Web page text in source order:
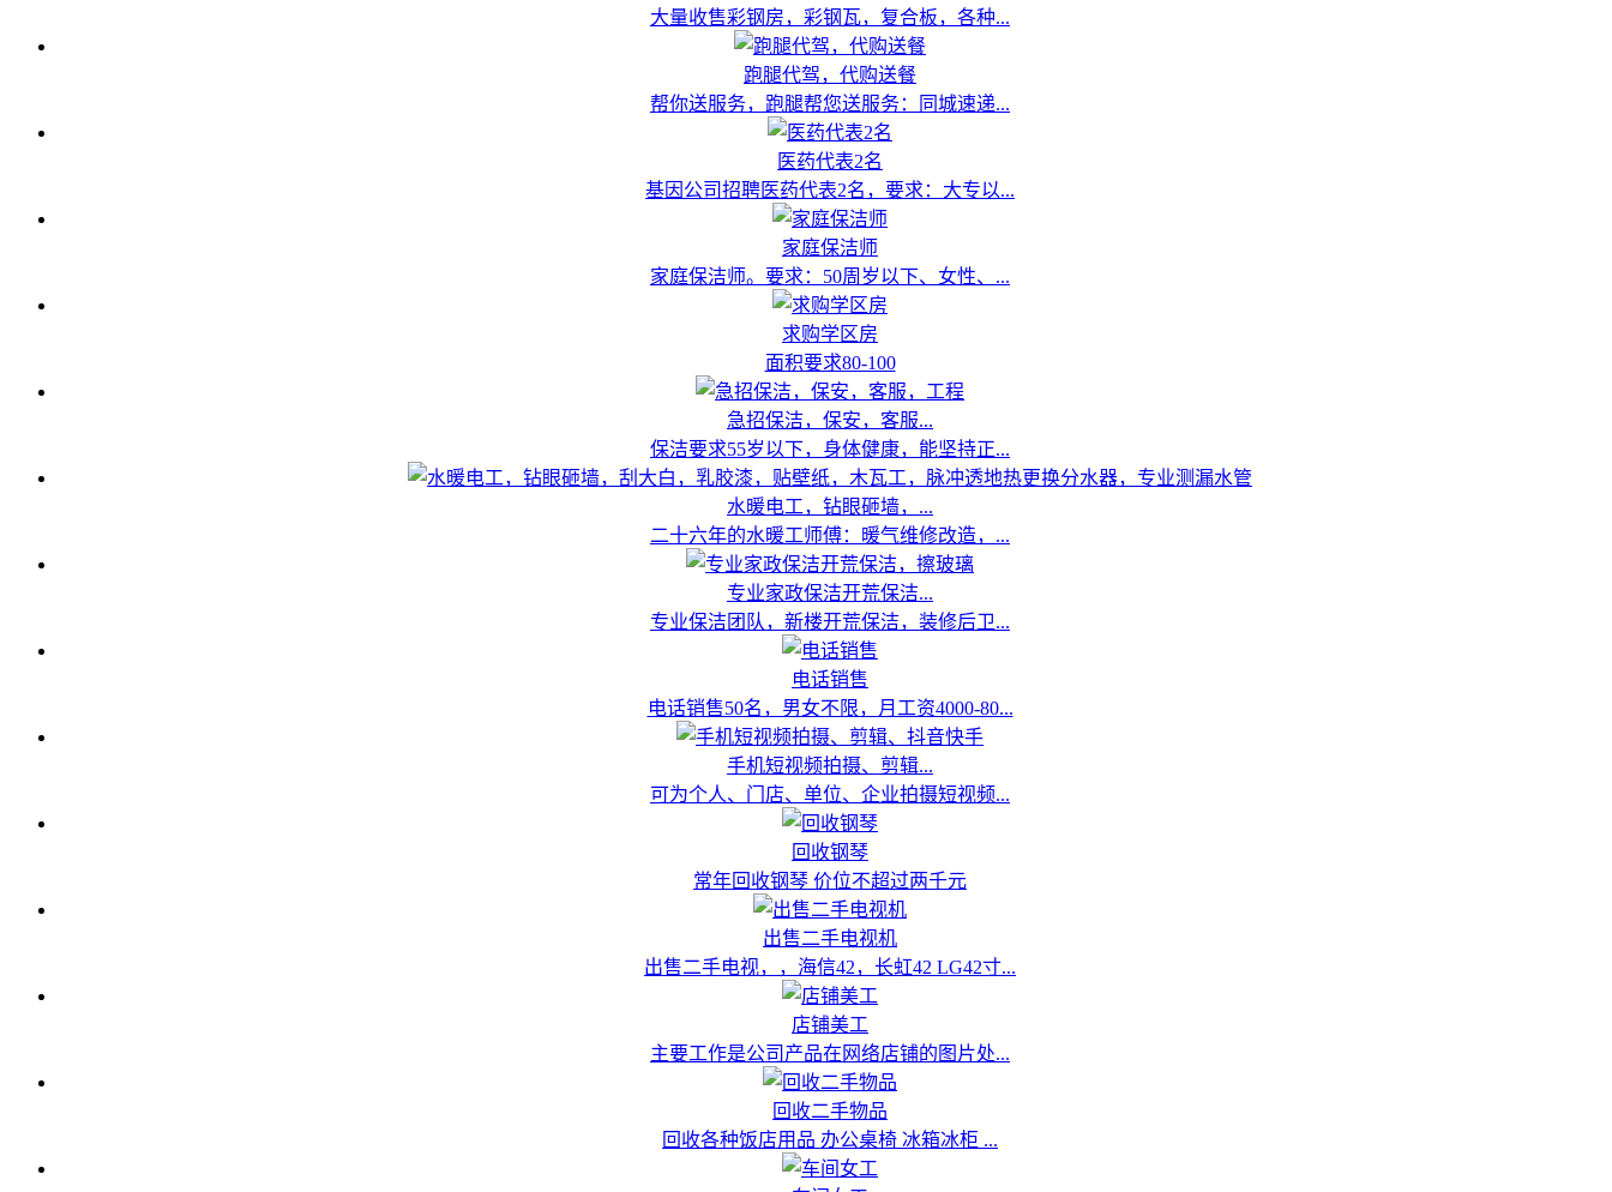
大量收售彩钢房，彩钢瓦，复合板，各种...
跑腿代驾，代购送餐
帮你送服务，跑腿帮您送服务：同城速递...
医药代表2名
基因公司招聘医药代表2名，要求：大专以...
家庭保洁师
家庭保洁师。要求：50周岁以下、女性、...
求购学区房
面积要求80-100
急招保洁，保安，客服...
保洁要求55岁以下，身体健康，能坚持正...
水暖电工，钻眼砸墙，...
二十六年的水暖工师傅：暖气维修改造，...
专业家政保洁开荒保洁...
专业保洁团队，新楼开荒保洁，装修后卫...
电话销售
电话销售50名，男女不限，月工资4000-80...
手机短视频拍摄、剪辑...
可为个人、门店、单位、企业拍摄短视频...
回收钢琴
常年回收钢琴 价位不超过两千元
出售二手电视机
出售二手电视，，海信42，长虹42 LG42寸...
店铺美工
主要工作是公司产品在网络店铺的图片处...
回收二手物品
回收各种饭店用品 办公桌椅 冰箱冰柜 ...